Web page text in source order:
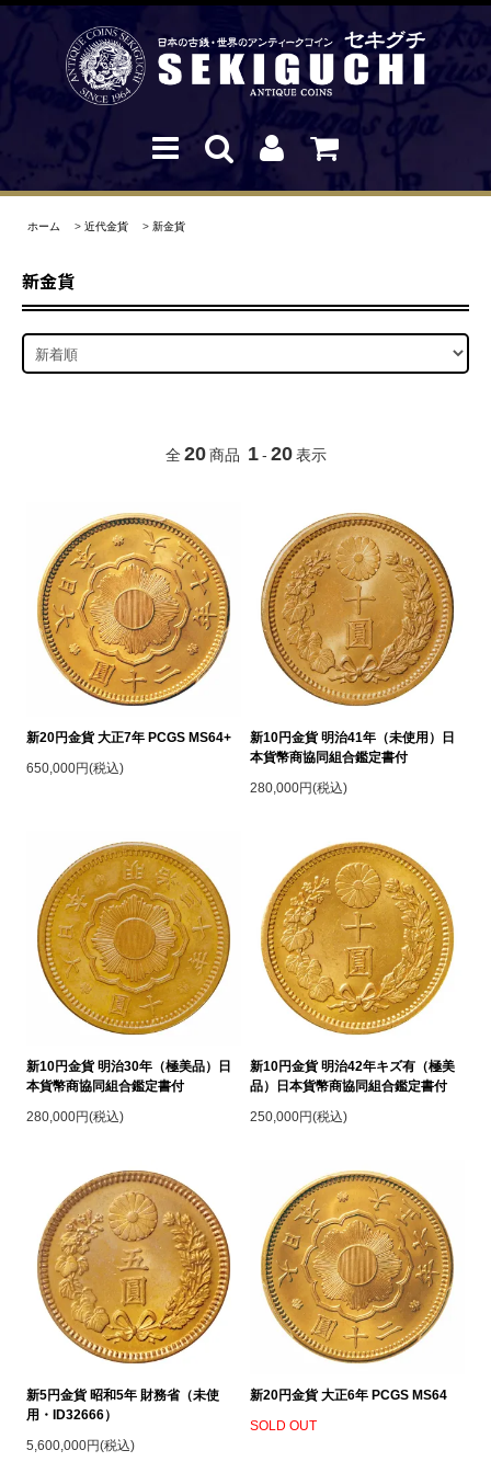
ホーム > 近代金貨 > 新金貨
新金貨
全 20 商品 1 - 20 表示
新20円金貨 大正7年 PCGS MS64+
650,000円(税込)
新10円金貨 明治41年（未使用）日
本貨幣商協同組合鑑定書付
280,000円(税込)
新10円金貨 明治30年（極美品）日
本貨幣商協同組合鑑定書付
280,000円(税込)
新10円金貨 明治42年キズ有（極美
品）日本貨幣商協同組合鑑定書付
250,000円(税込)
新5円金貨 昭和5年 財務省（未使
用・ID32666）
5,600,000円(税込)
新20円金貨 大正6年 PCGS MS64
SOLD OUT